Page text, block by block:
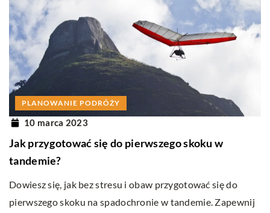
PLANOWANIE PODRÓŻY
10 marca 2023
Jak przygotować się do pierwszego skoku w
tandemie?
Dowiesz się, jak bez stresu i obaw przygotować się do
pierwszego skoku na spadochronie w tandemie. Zapewnij